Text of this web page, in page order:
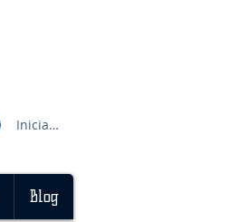
Iniciar sesión
Blog